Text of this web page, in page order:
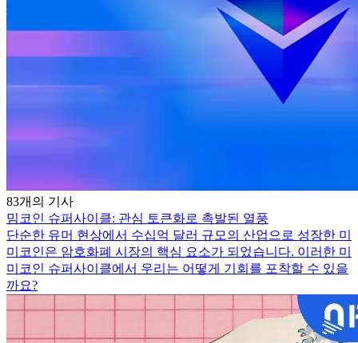
83개의 기사
밈코인 슈퍼사이클: 관심 토큰화로 촉발된 열풍
단순한 유머 현상에서 수십억 달러 규모의 산업으로 성장한 미
미코인은 암호화폐 시장의 핵심 요소가 되었습니다. 이러한 미
미코인 슈퍼사이클에서 우리는 어떻게 기회를 포착할 수 있을
까요?